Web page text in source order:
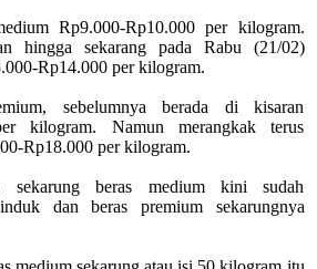
Rp9.000-Rp10.000 per kilogram.
hingga sekarang pada Rabu (21/02)
Rp14.000 per kilogram.
sebelumnya berada di kisaran
kilogram. Namun merangkak terus
Rp18.000 per kilogram.
sekarung beras medium kini sudah
dan beras premium sekarungnya